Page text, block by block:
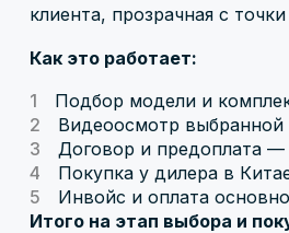
клиента, прозрачная с
Как это работает:
Подбор модели и
Видеоосмотр
Договор и предоплата —
Покупка у дилера в
Инвойс и оплата
Итого на этап выбора и